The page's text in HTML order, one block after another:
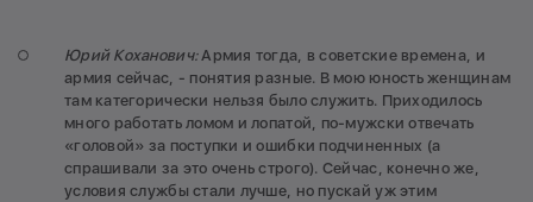
Юрий Коханович: Армия тогда, в советские времена, и
армия сейчас, - понятия разные. В мою юность женщинам
там категорически нельзя было служить. Приходилось
много работать ломом и лопатой, по-мужски отвечать
«головой» за поступки и ошибки подчиненных (а
спрашивали за это очень строго). Сейчас, конечно же,
условия службы стали лучше, но пускай уж этим